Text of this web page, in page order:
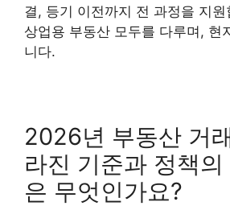
결, 등기 이전까지 전 과정을 지
상업용 부동산 모두를 다루며, 현
니다.
2026년 부동산 거
라진 기준과 정책
은 무엇인가요?